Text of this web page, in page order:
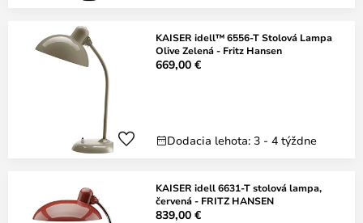
KAISER idell™ 6556-T Stolová Lampa
Olive Zelená - Fritz Hansen
669,00 €
Dodacia lehota: 3 - 4 týždne
KAISER idell 6631-T stolová lampa,
červená - FRITZ HANSEN
839,00 €